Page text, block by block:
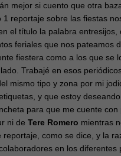
mejor si cuento que otra
reportaje sobre las fiestas
el título la palabra entresijos,
feriales que nos pateamos
fiestera como a los que se
Trabajé en esos
mismo tipo y zona por mi
y que estoy
para que me cuente con
ni de Tere Romero mientras
como se dice, y la
en los diferentes